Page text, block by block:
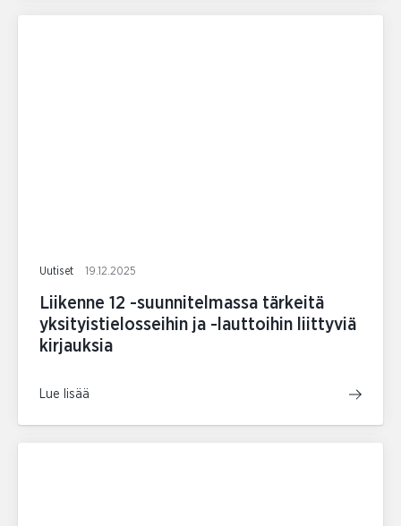
Uutiset 19.12.2025
Liikenne 12 -suunnitelmassa tärkeitä
yksityistielosseihin ja -lauttoihin liittyviä
kirjauksia
Lue lisää